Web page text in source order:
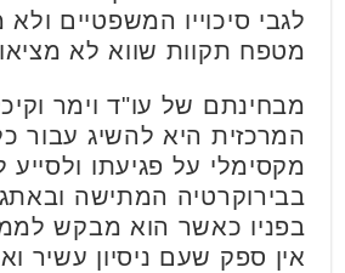
לגבי סיכוייו המשפטיים ולא
מטפח תקוות שווא לא
מבחינתם של עו"ד וימר
המרכזית היא להשיג עבור
מקסימלי על פגיעתו ולסייע
בבירוקרטיה המתישה
בפניו כאשר הוא מבקש
אין ספק שעם ניסיון עשיר